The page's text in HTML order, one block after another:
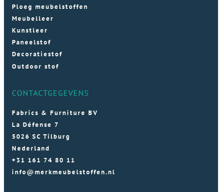
Ploeg meubelstoffen
Meubelleer
Kunstleer
Paneelstof
Decoratiestof
Outdoor stof
CONTACTGEGEVENS
Fabrics & Furniture BV
La Défense 7
5026 SC Tilburg
Nederland
+31 161 74 80 11
info@merkmeubelstoffen.nl